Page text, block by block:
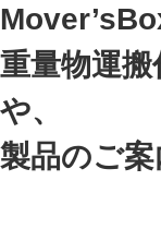
重量物運
や、
製品のご案